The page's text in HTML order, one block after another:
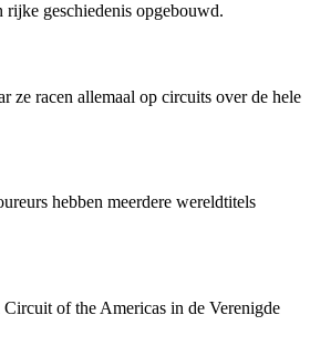
geschiedenis opgebouwd.
ze racen allemaal op circuits over de hele
hebben meerdere wereldtitels
of the Americas in de Verenigde